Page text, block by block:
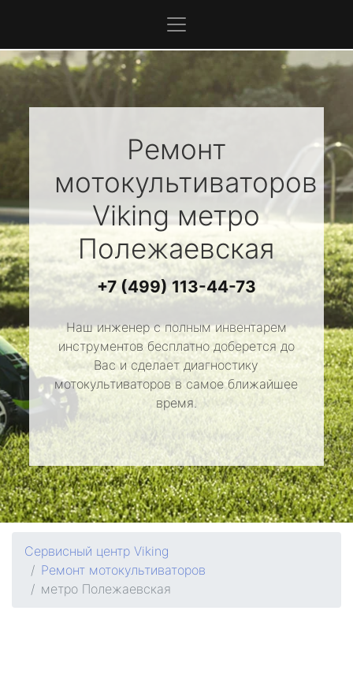
Ремонт
мотокультиваторов
Viking метро
Полежаевская
+7 (499) 113-44-73
Наш инженер с полным инвентарем
инструментов бесплатно доберется до
Вас и сделает диагностику
мотокультиваторов в самое ближайшее
время.
Сервисный центр Viking
Ремонт мотокультиваторов
метро Полежаевская